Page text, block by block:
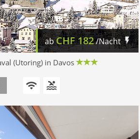
abCHF182/Nacht
(Utoring) in Davos